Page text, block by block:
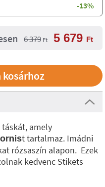
-13%
6 379 Ft 5 679 Ft
táskát, amely
t tartalmaz. Imádni
rózsaszín alapon. Ezek
kedvenc Stikets